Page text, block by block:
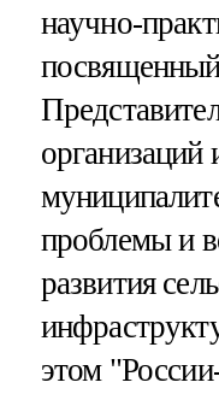
научно-
организаций
проблемы и
развития
этом